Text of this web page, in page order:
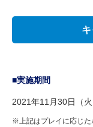
■実施期間
2021年11月30日（
※上記はプレイに応じた